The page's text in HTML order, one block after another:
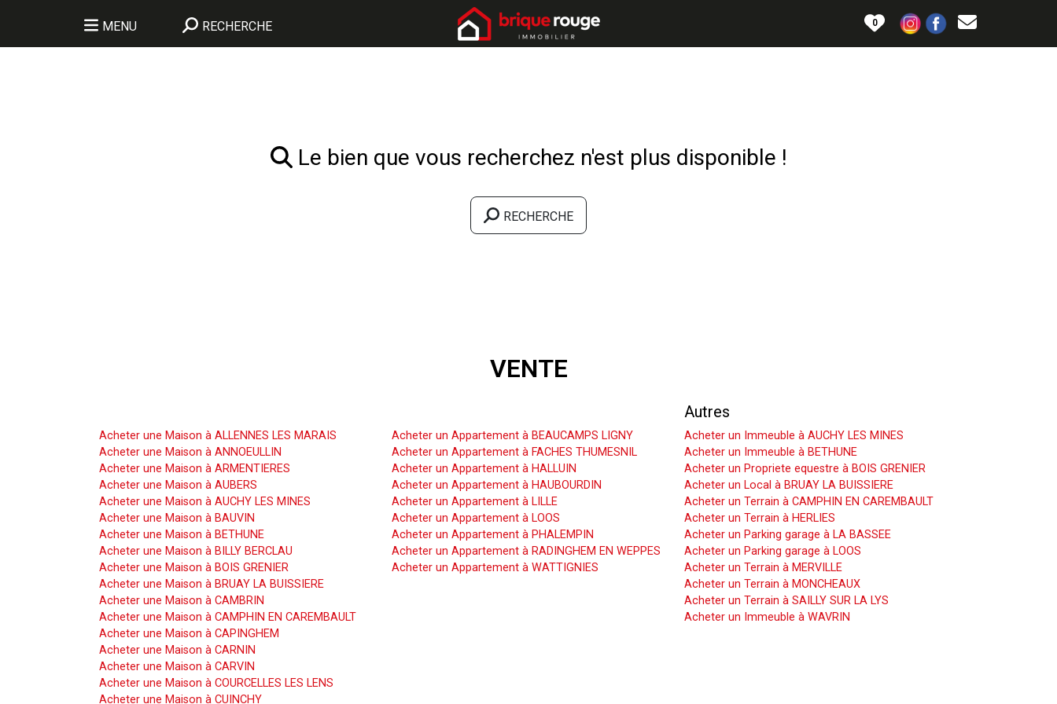
MENU RECHERCHE 0
Le bien que vous recherchez n'est plus disponible !
RECHERCHE
VENTE
Acheter une Maison à ALLENNES LES MARAIS
Acheter une Maison à ANNOEULLIN
Acheter une Maison à ARMENTIERES
Acheter une Maison à AUBERS
Acheter une Maison à AUCHY LES MINES
Acheter une Maison à BAUVIN
Acheter une Maison à BETHUNE
Acheter une Maison à BILLY BERCLAU
Acheter une Maison à BOIS GRENIER
Acheter une Maison à BRUAY LA BUISSIERE
Acheter une Maison à CAMBRIN
Acheter une Maison à CAMPHIN EN CAREMBAULT
Acheter une Maison à CAPINGHEM
Acheter une Maison à CARNIN
Acheter une Maison à CARVIN
Acheter une Maison à COURCELLES LES LENS
Acheter une Maison à CUINCHY
Acheter un Appartement à BEAUCAMPS LIGNY
Acheter un Appartement à FACHES THUMESNIL
Acheter un Appartement à HALLUIN
Acheter un Appartement à HAUBOURDIN
Acheter un Appartement à LILLE
Acheter un Appartement à LOOS
Acheter un Appartement à PHALEMPIN
Acheter un Appartement à RADINGHEM EN WEPPES
Acheter un Appartement à WATTIGNIES
Autres
Acheter un Immeuble à AUCHY LES MINES
Acheter un Immeuble à BETHUNE
Acheter un Propriete equestre à BOIS GRENIER
Acheter un Local à BRUAY LA BUISSIERE
Acheter un Terrain à CAMPHIN EN CAREMBAULT
Acheter un Terrain à HERLIES
Acheter un Parking garage à LA BASSEE
Acheter un Parking garage à LOOS
Acheter un Terrain à MERVILLE
Acheter un Terrain à MONCHEAUX
Acheter un Terrain à SAILLY SUR LA LYS
Acheter un Immeuble à WAVRIN